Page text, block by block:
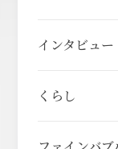
インタビュー
くらし